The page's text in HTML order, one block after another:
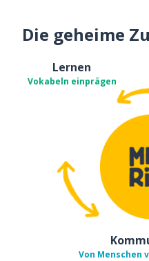
Die geheime
Lernen
Vokabeln einprägen
Von Menschen